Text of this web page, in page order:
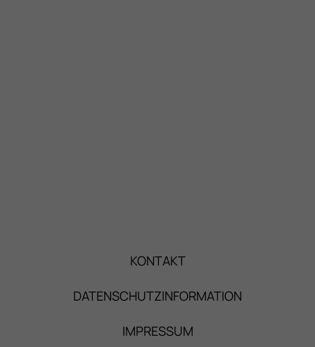
KONTAKT
DATENSCHUTZINFORMATION
IMPRESSUM